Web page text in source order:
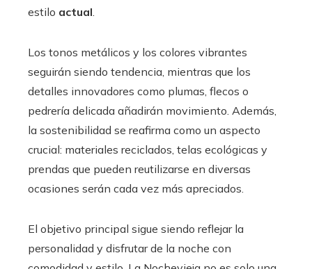
estilo actual
Los tonos metálicos y los colores vibrantes
seguirán siendo tendencia, mientras que los
detalles innovadores como plumas, flecos o
pedrería delicada añadirán movimiento. Además,
la sostenibilidad se reafirma como un aspecto
crucial: materiales reciclados, telas ecológicas y
prendas que pueden reutilizarse en diversas
ocasiones serán cada vez más apreciados.
El objetivo principal sigue siendo reflejar la
personalidad y disfrutar de la noche con